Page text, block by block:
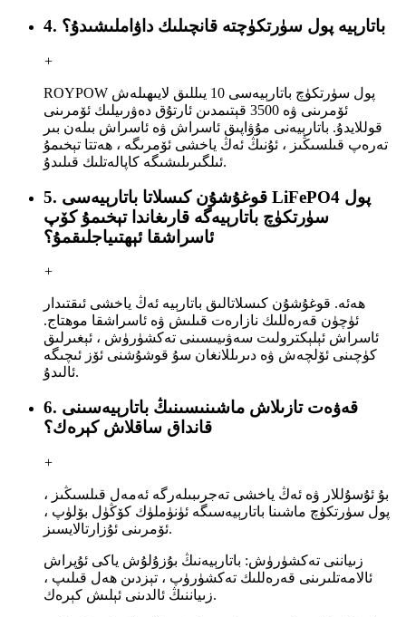
4. باتارېيە پول سۈرتكۈچتە قانچىلىك داۋاملىشىدۇ؟
+
ROYPOW پول سۈرتكۈچ باتارېيەسى 10 يىللىق لايىھىلەش
ئۆمرىنى ۋە 3500 قېتىمدىن ئارتۇق دەۋرىيلىك ئۆمرىنى
قوللايدۇ. باتارېيەنى مۇۋاپىق ئاسراش ۋە ئاسراش بىلەن بىر
تەرەپ قىلسىڭىز ، ئۇنىڭ ئەڭ ياخشى ئۆمرىگە ، ھەتتا تېخىمۇ
ئىلگىرىلىشىگە كاپالەتلىك قىلىدۇ.
5. قوغۇشۇن كىسلاتا باتارېيەسى LiFePO4 پول
سۈرتكۈچ باتارېيەگە قارىغاندا تېخىمۇ كۆپ
ئاسراشقا ئېھتىياجلىقمۇ؟
+
ھەئە. قوغۇشۇن كىسلاتالىق باتارېيە ئەڭ ياخشى ئىقتىدار
ئۈچۈن قەرەللىك نازارەت قىلىش ۋە ئاسراشقا موھتاج.
ئاسراش ئېلېكترولىت سەۋىيىسىنى تەكشۈرۈش ، ئېغىرلىق
كۈچىنى ئۆلچەش ۋە دىرىللانغان سۇ قوشۇشنى ئۆز ئىچىگە
ئالىدۇ.
6. قەۋەت تازىلاش ماشىنىسىنىڭ باتارېيەسىنى
قانداق ساقلاش كېرەك؟
+
بۇ ئۇسۇللار ۋە ئەڭ ياخشى تەجرىبىلەرگە ئەمەل قىلسىڭىز ،
پول سۈرتكۈچ ماشىنا باتارېيەسىگە ئۈنۈملۈك كۆڭۈل بۆلۈپ ،
ئۆمرىنى ئۇزارتالايسىز.
زىياننى تەكشۈرۈش: باتارېيەنىڭ بۇزۇلۇش ياكى ئۇپراش
ئالامەتلىرىنى قەرەللىك تەكشۈرۈپ ، تېزدىن ھەل قىلىپ ،
زىياننىڭ ئالدىنى ئېلىش كېرەك.